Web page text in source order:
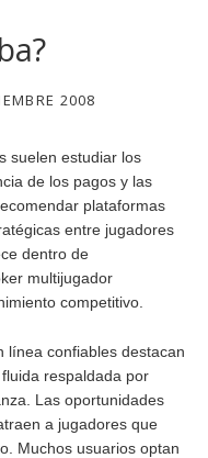
2008
suelen estudiar los
de los pagos y las
plataformas
entre jugadores
dentro de
multijugador
competitivo.
línea confiables destacan
respaldada por
Las oportunidades
a jugadores que
Muchos usuarios optan